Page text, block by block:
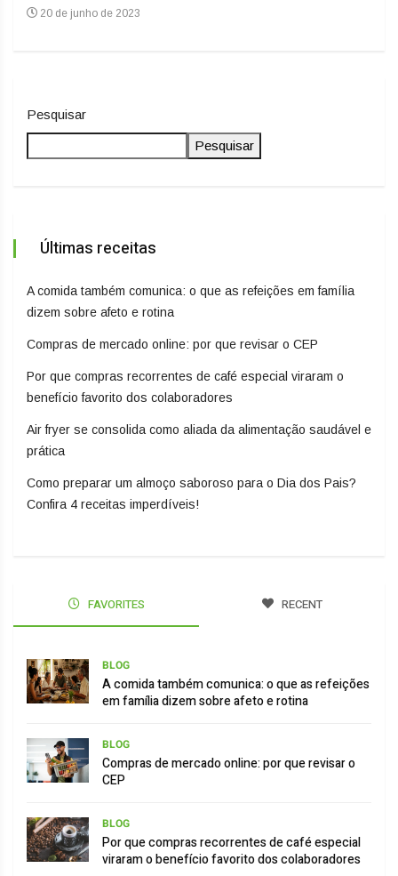
20 de junho de 2023
Pesquisar
Pesquisar
Últimas receitas
A comida também comunica: o que as refeições em família
dizem sobre afeto e rotina
Compras de mercado online: por que revisar o CEP
Por que compras recorrentes de café especial viraram o
benefício favorito dos colaboradores
Air fryer se consolida como aliada da alimentação saudável e
prática
Como preparar um almoço saboroso para o Dia dos Pais?
Confira 4 receitas imperdíveis!
FAVORITES RECENT
BLOG
A comida também comunica: o que as refeições
em família dizem sobre afeto e rotina
BLOG
Compras de mercado online: por que revisar o
CEP
BLOG
Por que compras recorrentes de café especial
viraram o benefício favorito dos colaboradores